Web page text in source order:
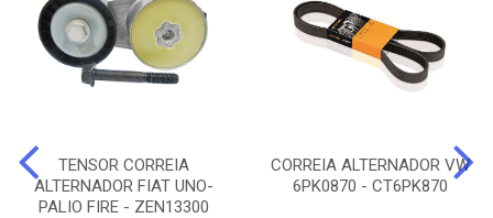
TENSOR CORREIA
ALTERNADOR FIAT UNO-
PALIO FIRE - ZEN13300
CORREIA ALTERNADOR VW
6PK0870 - CT6PK870